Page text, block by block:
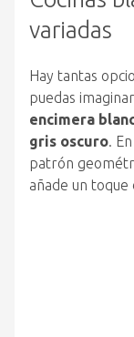
variadas
Hay tantas
puedas
encimera
gris oscuro.
patrón
añade un toque